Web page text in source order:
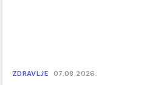
ZDRAVLJE 07.08.2026.